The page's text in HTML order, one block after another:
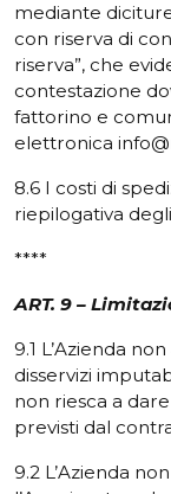
mediante
con riserva di
riserva”, che
contestazione
fattorino e
elettronica
8.6 I costi di
riepilogativa
****
ART. 9 –
9.1 L’Azienda
disservizi
non riesca a
previsti dal
9.2 L’Azienda